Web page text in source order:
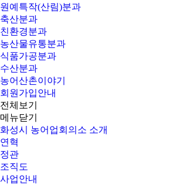
원예특작(산림)분과
축산분과
친환경분과
농산물유통분과
식품가공분과
수산분과
농어산촌이야기
회원가입안내
전체보기
메뉴닫기
화성시 농어업회의소 소개
연혁
정관
조직도
사업안내